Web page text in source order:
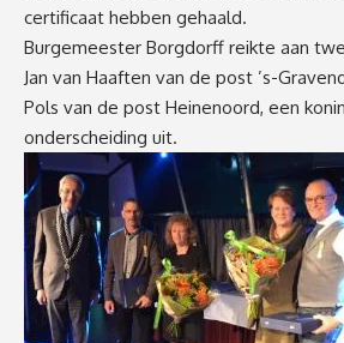
certificaat hebben gehaald.
Burgemeester Borgdorff reikte aan
Jan van Haaften van de post ’s-
Pols van de post Heinenoord, een
onderscheiding uit.